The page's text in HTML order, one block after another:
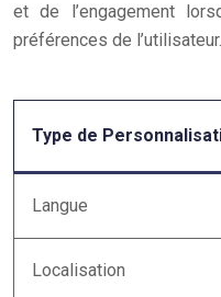
et de l’engagement
préférences de l’utilisateur.
Type de
Langue
Localisation